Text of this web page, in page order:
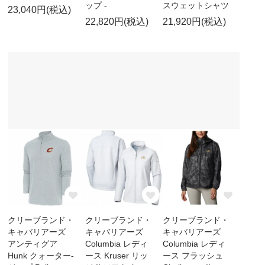
23,040円(税込) ップ -
22,820円(税込)
スウェットシャツ
21,920円(税込)
クリーブランド・
キャバリアーズ
アンティグア
Hunk クォーター-
クリーブランド・
キャバリアーズ
Columbia レディ
ース Kruser リッ
クリーブランド・
キャバリアーズ
Columbia レディ
ース フラッシュ